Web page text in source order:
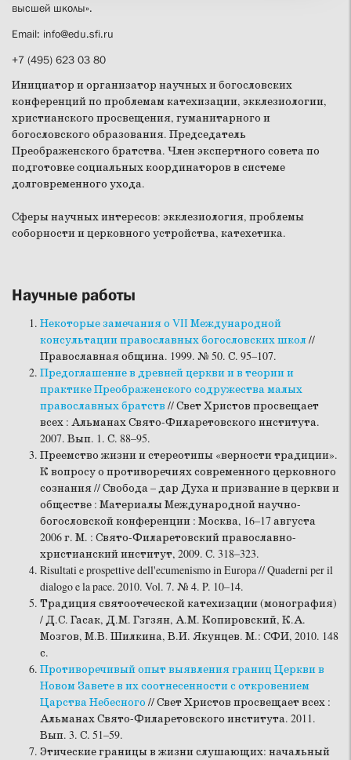
высшей школы».
Email: info@edu.sfi.ru
+7 (495) 623 03 80
Инициатор и организатор научных и богословских
конференций по проблемам катехизации, экклезиологии,
христианского просвещения, гуманитарного и
богословского образования. Председатель
Преображенского братства. Член экспертного совета по
подготовке социальных координаторов в системе
долговременного ухода.
Сферы научных интересов: экклезиология, проблемы
соборности и церковного устройства, катехетика.
Научные работы
Некоторые замечания о VII Международной
консультации православных богословских школ//
Православная община. 1999. № 50. С. 95–107.
Предоглашение в древней церкви и в теории и
практике Преображенского содружества малых
православных братств // Свет Христов просвещает
всех : Альманах Свято-Филаретовского института.
2007. Вып. 1. С. 88–95.
Преемство жизни и стереотипы «верности традиции».
К вопросу о противоречиях современного церковного
сознания // Свобода – дар Духа и призвание в церкви и
обществе : Материалы Международной научно-
богословской конференции : Москва, 16–17 августа
2006 г. М. : Свято-Филаретовский православно-
христианский институт, 2009. С. 318–323.
Risultati e prospettive dell'ecumenismo in Europa // Quaderni per il
dialogo e la pace. 2010. Vol. 7. № 4. P. 10–14.
Традиция святоотеческой катехизации (монография)
/ Д.С. Гасак, Д.М. Гзгзян, А.М. Копировский, К.А.
Мозгов, М.В. Шилкина, В.И. Якунцев. М.: СФИ, 2010. 148
с.
Противоречивый опыт выявления границ Церкви в
Новом Завете в их соотнесенности с откровением
Царства Небесного // Свет Христов просвещает всех :
Альманах Свято-Филаретовского института. 2011.
Вып. 3. С. 51–59.
Этические границы в жизни слушающих: начальный